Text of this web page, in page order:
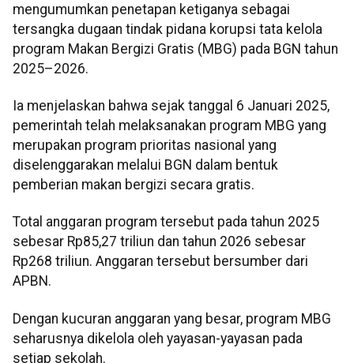
mengumumkan penetapan ketiganya sebagai
tersangka dugaan tindak pidana korupsi tata kelola
program Makan Bergizi Gratis (MBG) pada BGN tahun
2025–2026.
Ia menjelaskan bahwa sejak tanggal 6 Januari 2025,
pemerintah telah melaksanakan program MBG yang
merupakan program prioritas nasional yang
diselenggarakan melalui BGN dalam bentuk
pemberian makan bergizi secara gratis.
Total anggaran program tersebut pada tahun 2025
sebesar Rp85,27 triliun dan tahun 2026 sebesar
Rp268 triliun. Anggaran tersebut bersumber dari
APBN.
Dengan kucuran anggaran yang besar, program MBG
seharusnya dikelola oleh yayasan-yayasan pada
setiap sekolah.